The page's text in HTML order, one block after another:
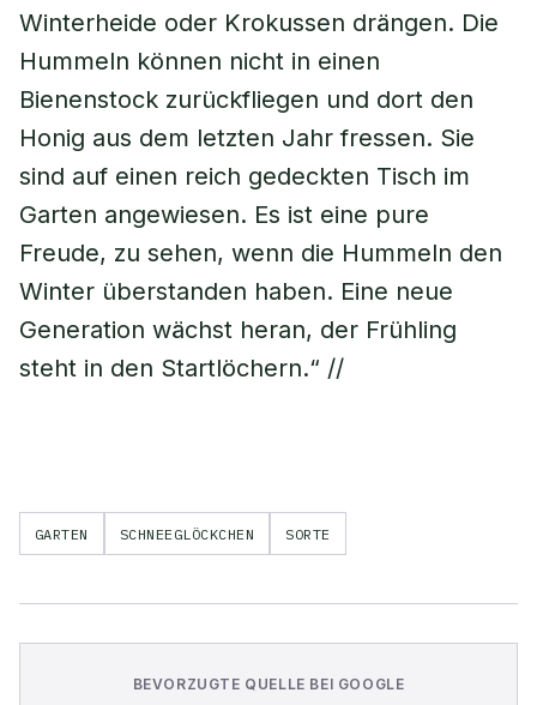
Winterheide oder Krokussen drängen. Die
Hummeln können nicht in einen
Bienenstock zurückfliegen und dort den
Honig aus dem letzten Jahr fressen. Sie
sind auf einen reich gedeckten Tisch im
Garten angewiesen. Es ist eine pure
Freude, zu sehen, wenn die Hummeln den
Winter überstanden haben. Eine neue
Generation wächst heran, der Frühling
steht in den Startlöchern.“ //
GARTEN SCHNEEGLÖCKCHEN SORTE
BEVORZUGTE QUELLE BEI GOOGLE